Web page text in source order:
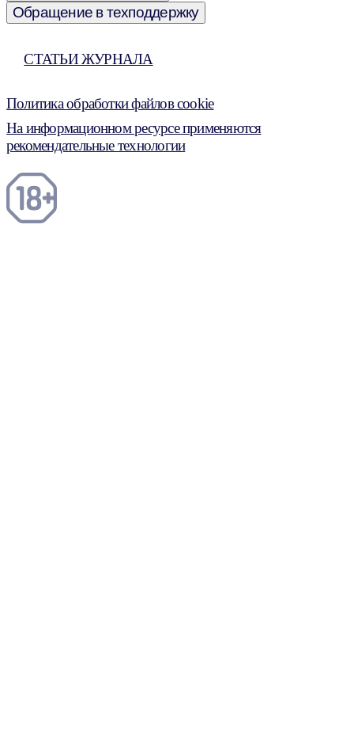
Обращение в техподдержку
СТАТЬИ ЖУРНАЛА
Политика обработки файлов cookie
На информационном ресурсе применяются
рекомендательные технологии